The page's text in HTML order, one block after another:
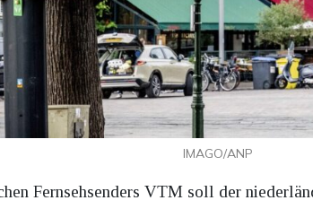
IMAGO/ANP
Fernsehsenders VTM soll der